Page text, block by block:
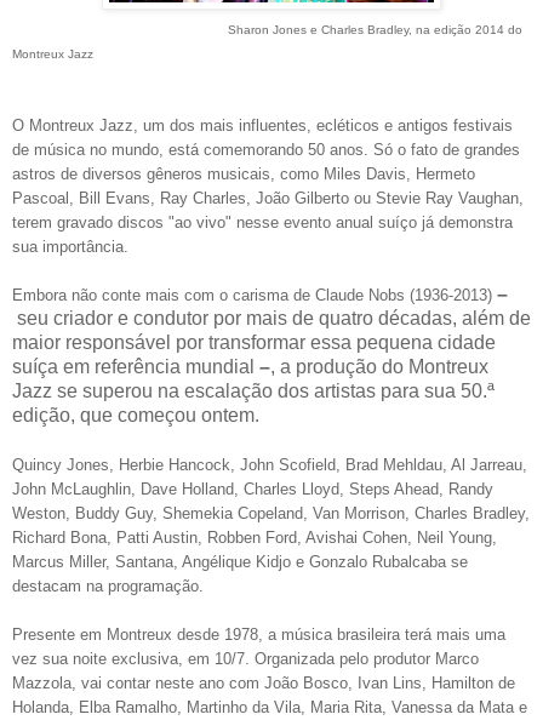
Sharon Jones e Charles Bradley, na edição 2014 do
Montreux Jazz
O Montreux Jazz, um dos mais influentes, ecléticos e antigos festivais
de música no mundo, está comemorando 50 anos. Só o fato de grandes
astros de diversos gêneros musicais, como Miles Davis, Hermeto
Pascoal, Bill Evans, Ray Charles, João Gilberto ou Stevie Ray Vaughan,
terem gravado discos "ao vivo" nesse evento anual suíço já demonstra
sua importância.
Embora não conte mais com o carisma de Claude Nobs (1936-2013) –
seu criador e condutor por mais de quatro décadas, além de
maior responsável por transformar essa pequena cidade
suíça em referência mundial –, a produção do Montreux
Jazz se superou na escalação dos artistas para sua 50.ª
edição, que começou ontem.
Quincy Jones, Herbie Hancock, John Scofield, Brad Mehldau, Al Jarreau,
John McLaughlin, Dave Holland, Charles Lloyd, Steps Ahead, Randy
Weston, Buddy Guy, Shemekia Copeland, Van Morrison, Charles Bradley,
Richard Bona, Patti Austin, Robben Ford, Avishai Cohen, Neil Young,
Marcus Miller, Santana, Angélique Kidjo e Gonzalo Rubalcaba se
destacam na programação.
Presente em Montreux desde 1978, a música brasileira terá mais uma
vez sua noite exclusiva, em 10/7. Organizada pelo produtor Marco
Mazzola, vai contar neste ano com João Bosco, Ivan Lins, Hamilton de
Holanda, Elba Ramalho, Martinho da Vila, Maria Rita, Vanessa da Mata e